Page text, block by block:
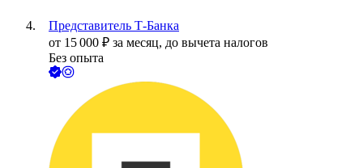
Представитель Т-Банка
от 15 000 ₽ за месяц, до вычета налогов
Без опыта